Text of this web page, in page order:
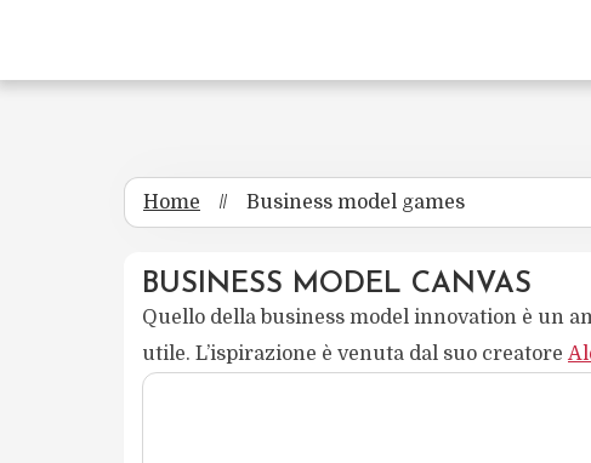
Home // Business model games
BUSINESS MODEL CANVAS
Quello della business model innovation è un
utile. L’ispirazione è venuta dal suo creatore